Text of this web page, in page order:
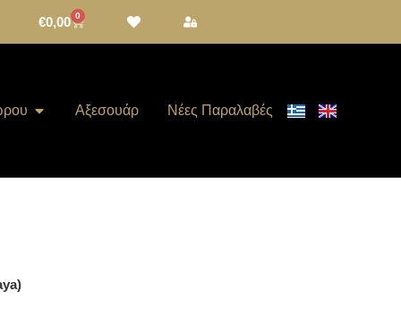
€0,00 0
Αξεσουάρ Νέες Παραλαβές